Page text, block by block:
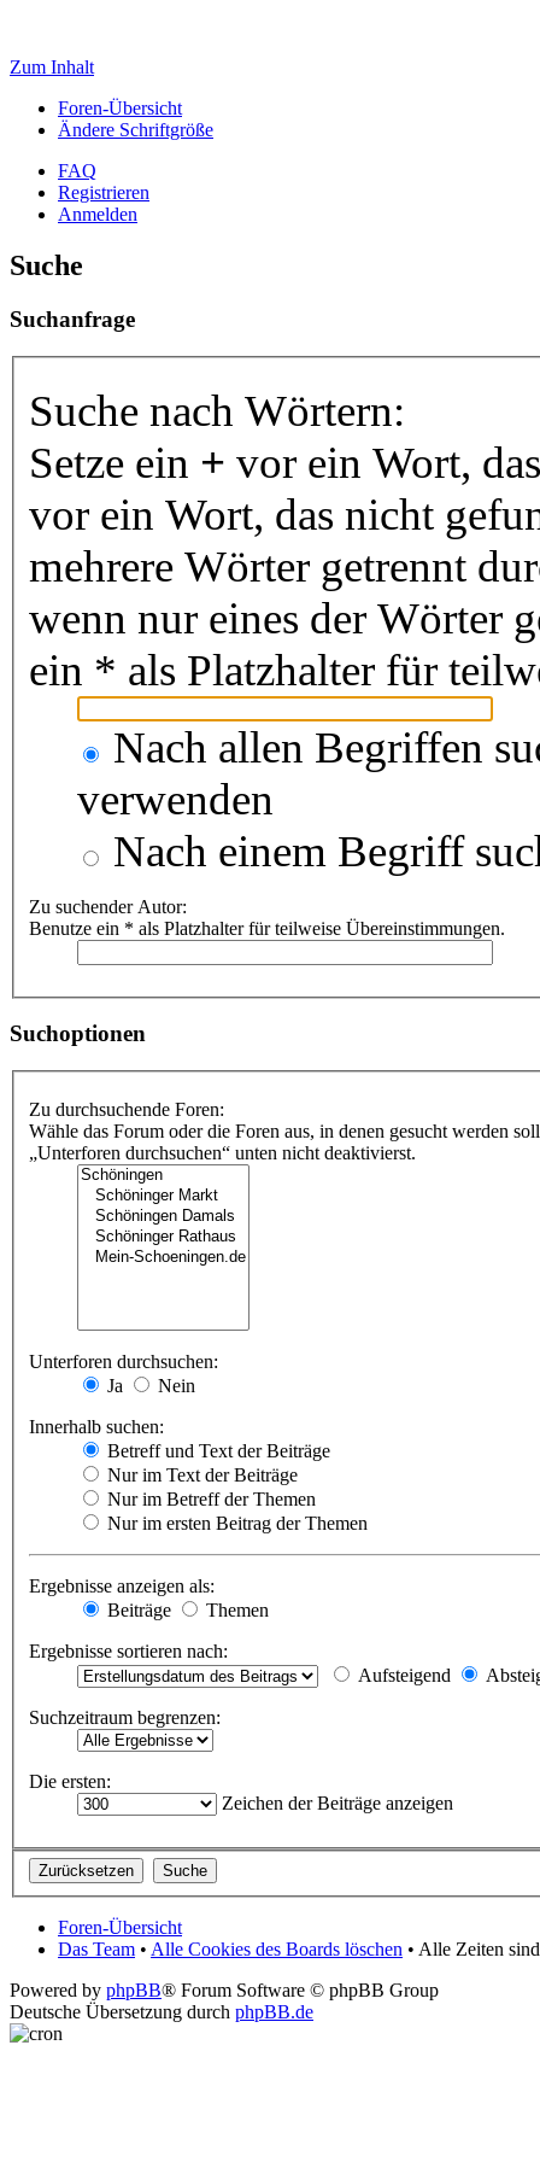
Zum Inhalt
Foren-Übersicht
Ändere Schriftgröße
FAQ
Registrieren
Anmelden
Suche
Suchanfrage
Suche nach Wörtern:
Setze ein + vor ein Wort,
vor ein Wort, das nicht
mehrere Wörter getrennt
wenn nur eines der Wörter
ein * als Platzhalter für
Nach allen Begriffen
verwenden
Nach einem Begriff
Zu suchender Autor:
Benutze ein * als Platzhalter für teilweise Übereinstimmungen.
Suchoptionen
Zu durchsuchende Foren:
Wähle das Forum oder die Foren aus, in denen gesucht werden
„Unterforen durchsuchen“ unten nicht deaktivierst.
Unterforen durchsuchen:
Ja
Nein
Innerhalb suchen:
Betreff und Text der Beiträge
Nur im Text der Beiträge
Nur im Betreff der Themen
Nur im ersten Beitrag der Themen
Ergebnisse anzeigen als:
Beiträge
Themen
Ergebnisse sortieren nach:
Aufsteigend
Suchzeitraum begrenzen:
Die ersten:
Zeichen der Beiträge anzeigen
Foren-Übersicht
Das Team • Alle Cookies des Boards löschen • Alle Zeiten
Powered by phpBB® Forum Software © phpBB Group
Deutsche Übersetzung durch phpBB.de